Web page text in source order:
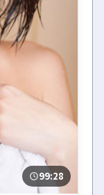
99:28